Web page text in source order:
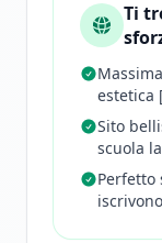
Ti
estetica
Sito
scuola
Perfetto